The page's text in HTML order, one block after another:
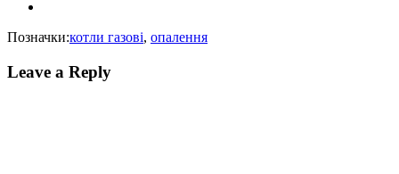
Позначки:котли газові, опалення
Leave a Reply